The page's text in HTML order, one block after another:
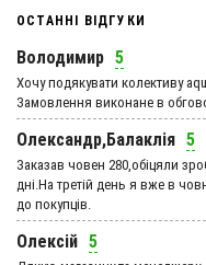
ОСТАННІ ВІДГУКИ
Володимир 5
Хочу подякувати колективу
Замовлення виконане в
Олександр,Балаклія 5
Заказав човен 280,обіцяли
дні.На третій день я вже в
до покупців.
Олексій 5